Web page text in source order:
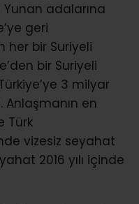
Yunan adalarına
geri
her bir Suriyeli
bir Suriyeli
3 milyar
Anlaşmanın en
Türk
vizesiz seyahat
2016 yılı içinde